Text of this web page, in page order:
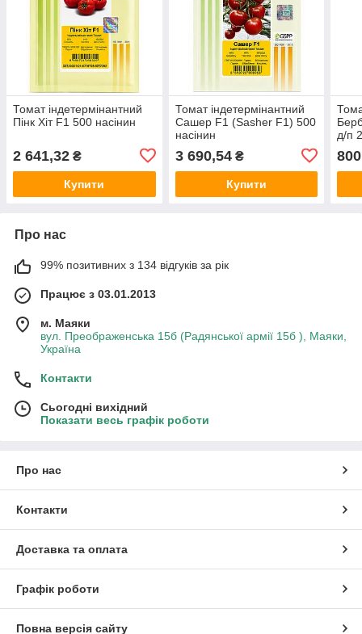
Томат індетермінантний
Пінк Хіт F1 500 насінин
2 641,32 ₴
Купити
Томат індетермінантний
Сашер F1 (Sasher F1) 500
насінин
3 690,54₴
Купити
д/п
800
Про нас
99% позитивних з 134 відгуків за рік
Працює з 03.01.2013
м. Маяки
вул. Преображенська 15б (Радянської армії 15б ), Маяки,
Україна
Контакти
Сьогодні вихідний
Показати весь графік роботи
Про нас
Контакти
Доставка та оплата
Графік роботи
Повна версія сайту